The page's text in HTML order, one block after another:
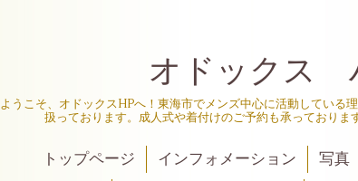
オドックス
ようこそ、オドックスHPへ！東海市でメンズ中心に活動している
扱っております。成人式や着付けのご予約も承っておりま
トップページ インフォメーション 写真